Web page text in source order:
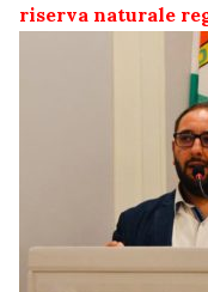
riserva naturale